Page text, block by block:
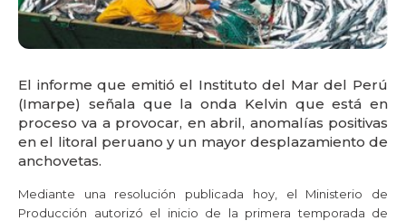
El informe que emitió el Instituto del Mar del Perú
(Imarpe) señala que la onda Kelvin que está en
proceso va a provocar, en abril, anomalías positivas
en el litoral peruano y un mayor desplazamiento de
anchovetas.
Mediante una resolución publicada hoy, el Ministerio de
Producción autorizó el inicio de la primera temporada de